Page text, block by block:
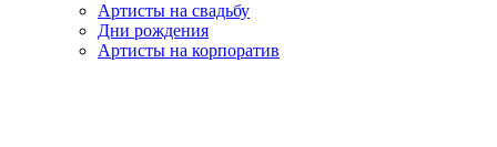
Артисты на свадьбу
Дни рождения
Артисты на корпоратив